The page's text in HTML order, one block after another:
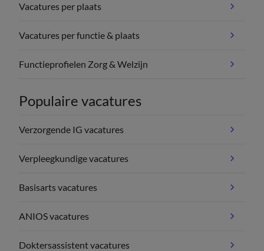
Vacatures per plaats
Vacatures per functie & plaats
Functieprofielen Zorg & Welzijn
Populaire vacatures
Verzorgende IG vacatures
Verpleegkundige vacatures
Basisarts vacatures
ANIOS vacatures
Doktersassistent vacatures